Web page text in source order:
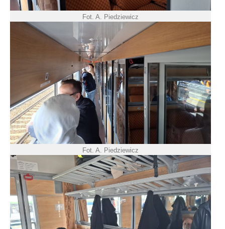
Fot. A. Piedziewicz
Fot. A. Piedziewicz